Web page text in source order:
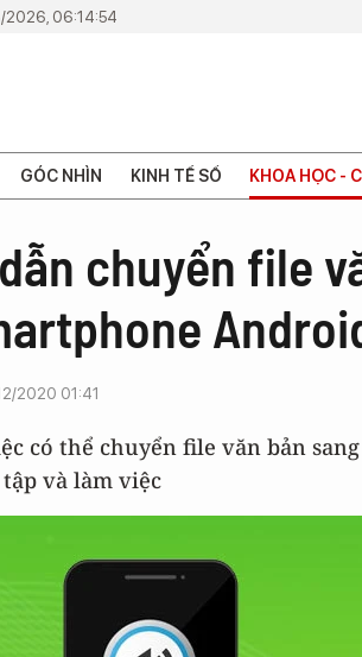
2026, 06:14:54
GÓC NHÌN KINH TẾ SỐ KHOA HỌC -
chuyển file
2020 01:41
có thể chuyển file văn bản
và làm việc